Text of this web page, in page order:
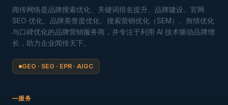
闻传网络是品牌搜索优化、关键词排名提升、品牌建设、官网
SEO 优化、品牌美誉度优化、搜索营销优化（SEM）、舆情优化
与口碑优化的品牌营销服务商，并专注于利用 AI 技术驱动品牌增
长，助力企业闻传天下。
GEO · SEO · EPR · AIGC
服务